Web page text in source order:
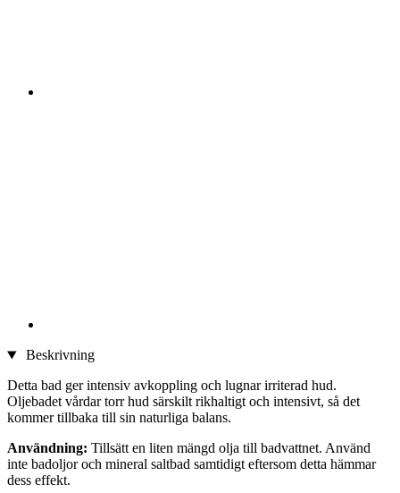
Beskrivning
Detta bad ger intensiv avkoppling och lugnar irriterad hud.
Oljebadet vårdar torr hud särskilt rikhaltigt och intensivt, så det
kommer tillbaka till sin naturliga balans.
Användning: Tillsätt en liten mängd olja till badvattnet. Använd
inte badoljor och mineral saltbad samtidigt eftersom detta hämmar
dess effekt.